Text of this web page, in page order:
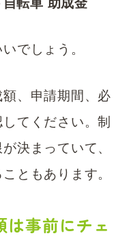
でしょう。
、申請期間、必
てください。制
決まっていて、
ともあります。
事前にチェ